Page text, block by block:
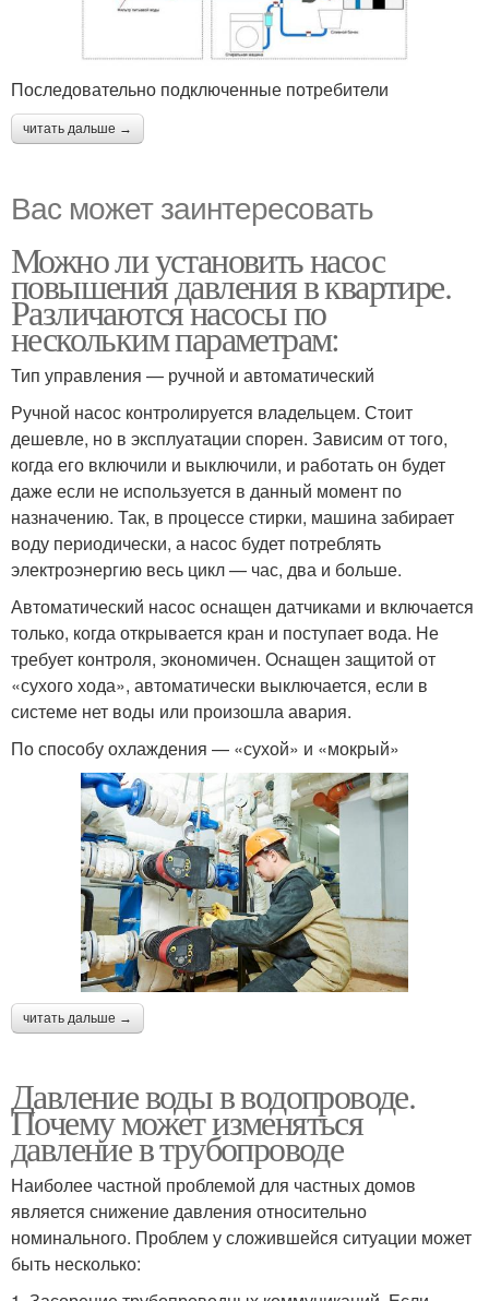
Последовательно подключенные потребители
читать дальше →
Вас может заинтересовать
Можно ли установить насос
повышения давления в квартире.
Различаются насосы по
нескольким параметрам:
Тип управления — ручной и автоматический
Ручной насос контролируется владельцем. Стоит
дешевле, но в эксплуатации спорен. Зависим от того,
когда его включили и выключили, и работать он будет
даже если не используется в данный момент по
назначению. Так, в процессе стирки, машина забирает
воду периодически, а насос будет потреблять
электроэнергию весь цикл — час, два и больше.
Автоматический насос оснащен датчиками и включается
только, когда открывается кран и поступает вода. Не
требует контроля, экономичен. Оснащен защитой от
«сухого хода», автоматически выключается, если в
системе нет воды или произошла авария.
По способу охлаждения — «сухой» и «мокрый»
читать дальше →
Давление воды в водопроводе.
Почему может изменяться
давление в трубопроводе
Наиболее частной проблемой для частных домов
является снижение давления относительно
номинального. Проблем у сложившейся ситуации может
быть несколько: